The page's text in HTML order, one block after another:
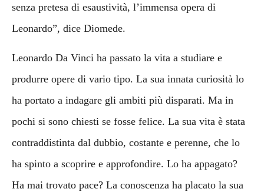
senza pretesa di esaustività, l’immensa opera di
Leonardo”, dice Diomede.
Leonardo Da Vinci ha passato la vita a studiare e
produrre opere di vario tipo. La sua innata curiosità lo
ha portato a indagare gli ambiti più disparati. Ma in
pochi si sono chiesti se fosse felice. La sua vita è stata
contraddistinta dal dubbio, costante e perenne, che lo
ha spinto a scoprire e approfondire. Lo ha appagato?
Ha mai trovato pace? La conoscenza ha placato la sua